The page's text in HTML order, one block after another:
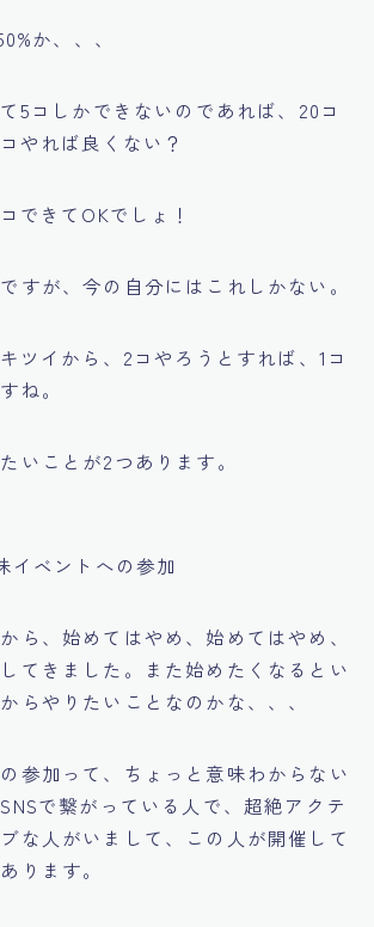
か、、、
5コしかできないのであれば、20コ
やれば良くない？
できてOKでしょ！
すが、今の自分にはこれしかない。
ツイから、2コやろうとすれば、1コ
ね。
いことが2つあります。
ベントへの参加
ら、始めてはやめ、始めてはやめ、
てきました。また始めたくなるとい
らやりたいことなのかな、、、
参加って、ちょっと意味わからない
で繋がっている人で、超絶アクテ
な人がいまして、この人が開催して
ります。